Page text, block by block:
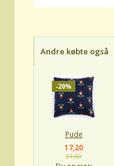
Andre købte også
-20%
Pude
17,20
21,50